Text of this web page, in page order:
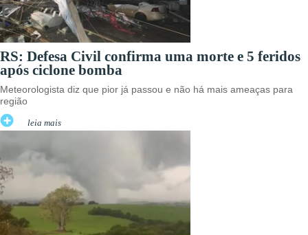
RS: Defesa Civil confirma uma morte e 5 feridos
após ciclone bomba
Meteorologista diz que pior já passou e não há mais ameaças para
região
leia mais